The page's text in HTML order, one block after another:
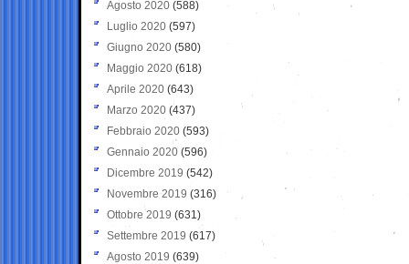
Agosto 2020 (588)
Luglio 2020 (597)
Giugno 2020 (580)
Maggio 2020 (618)
Aprile 2020 (643)
Marzo 2020 (437)
Febbraio 2020 (593)
Gennaio 2020 (596)
Dicembre 2019 (542)
Novembre 2019 (316)
Ottobre 2019 (631)
Settembre 2019 (617)
Agosto 2019 (639)